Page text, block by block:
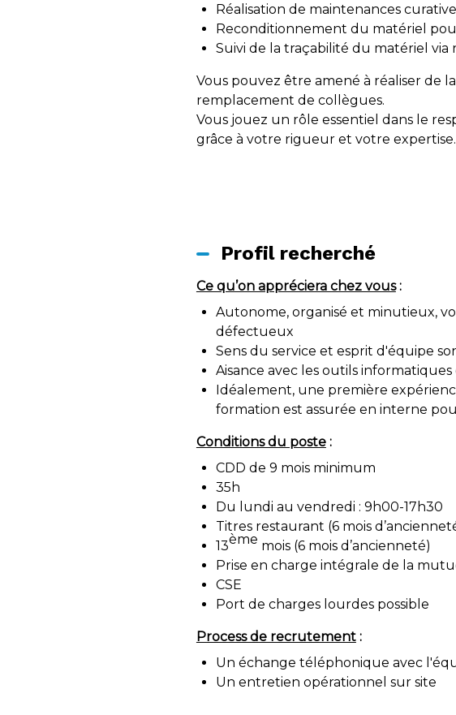
Réalisation de maintenances
Reconditionnement du matériel
Suivi de la traçabilité du matériel
Vous pouvez être amené à réaliser de
remplacement de collègues.
Vous jouez un rôle essentiel dans le
grâce à votre rigueur et votre expertise.
Profil recherché
Ce qu’on appréciera chez vous:
Autonome, organisé et minutieux,
défectueux
Sens du service et esprit d'équipe
Aisance avec les outils
Idéalement, une première
formation est assurée en interne
Conditions du poste:
CDD de 9 mois minimum
35h
Du lundi au vendredi : 9h00-17h30
Titres restaurant (6 mois
13ème mois (6 mois d’ancienneté)
Prise en charge intégrale de la
CSE
Port de charges lourdes possible
Process de recrutement:
Un échange téléphonique avec
Un entretien opérationnel sur site